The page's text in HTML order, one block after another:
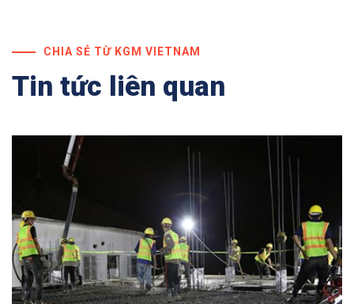
CHIA SẺ TỪ KGM VIETNAM
Tin tức liên quan